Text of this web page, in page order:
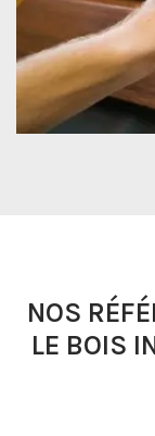
NOS
LE BOIS